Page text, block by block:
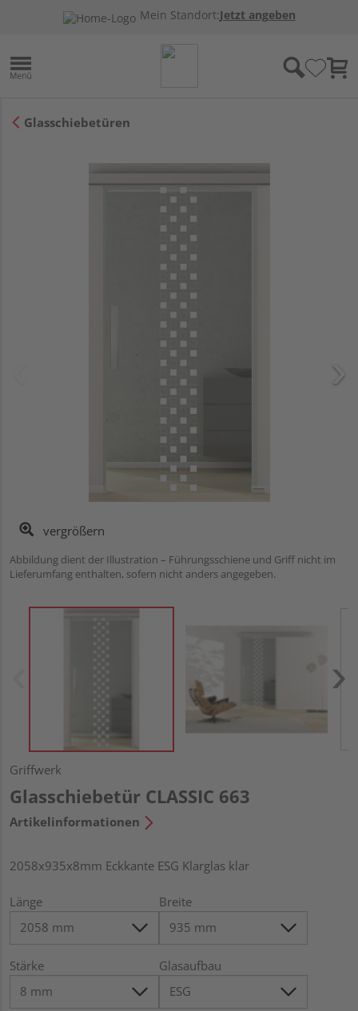
Mein Standort:Jetzt angeben
Glasschiebetüren
vergrößern
Abbildung dient der Illustration – Führungsschiene und Griff nicht im
Lieferumfang enthalten, sofern nicht anders angegeben.
Griffwerk
Glasschiebetür CLASSIC 663
Artikelinformationen
2058x935x8mm Eckkante ESG Klarglas klar
Länge Breite
Stärke Glasaufbau